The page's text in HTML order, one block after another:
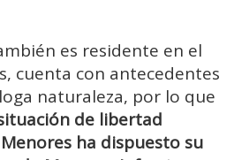
es residente en el
cuenta con antecedentes
naturaleza, por lo que
de libertad
Menores ha dispuesto su